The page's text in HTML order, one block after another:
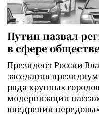
Путин назвал
в сфере
Президент России
заседания
ряда крупных
модернизации
внедрении